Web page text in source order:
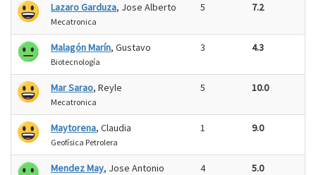
Lazaro Garduza, Jose Alberto
Mecatronica
5 7.2
Malagón Marín, Gustavo
Biotecnología
3 4.3
Mar Sarao, Reyle
Mecatronica
5 10.0
Maytorena, Claudia
Geofísica Petrolera
1 9.0
Mendez May, Jose Antonio 4 5.0